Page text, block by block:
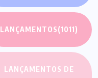
LANÇAMENTOS(1011)
LANÇAMENTOS DE